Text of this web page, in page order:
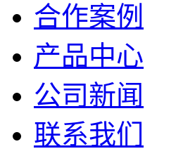
合作案例
产品中心
公司新闻
联系我们